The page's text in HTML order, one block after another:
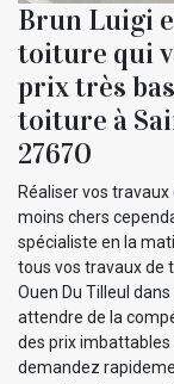
Brun Luigi
toiture qui
prix très
toiture à
27670
Réaliser vos
moins chers
spécialiste en la
tous vos travaux de
Ouen Du Tilleul
attendre de la
des prix
demandez